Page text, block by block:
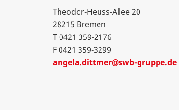
Theodor-Heuss-Allee 20
28215 Bremen
T 0421 359-2176
F 0421 359-3299
angela.dittmer@swb-gruppe.de